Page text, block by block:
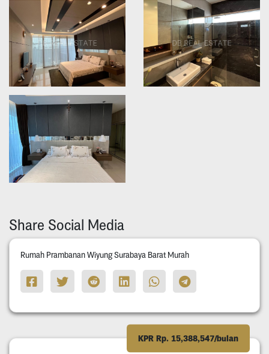
Share Social Media
Rumah Prambanan Wiyung Surabaya Barat Murah
KPR Rp. 15,388,547/bulan